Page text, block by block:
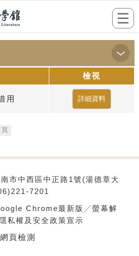
檢視
用
市中西區中正路1號(湯德章大
7201
Chrome最新版╱螢幕解
隱私權及安全政策宣示